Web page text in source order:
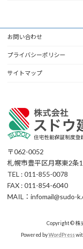
お問い合わせ
プライバシーポリシー
サイトマップ
〒062-0052
札幌市豊平区月寒東2条
TEL : 011-855-0078
FAX : 011-854-6040
MAIL：infomail@sudo-
Copyright © 株
Powered byWordPress